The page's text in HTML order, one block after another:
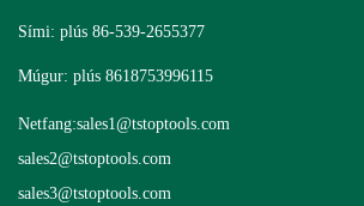
Sími: plús 86-539-2655377
Múgur: plús 8618753996115
Netfang:sales1@tstoptools.com
sales2@tstoptools.com
sales3@tstoptools.com